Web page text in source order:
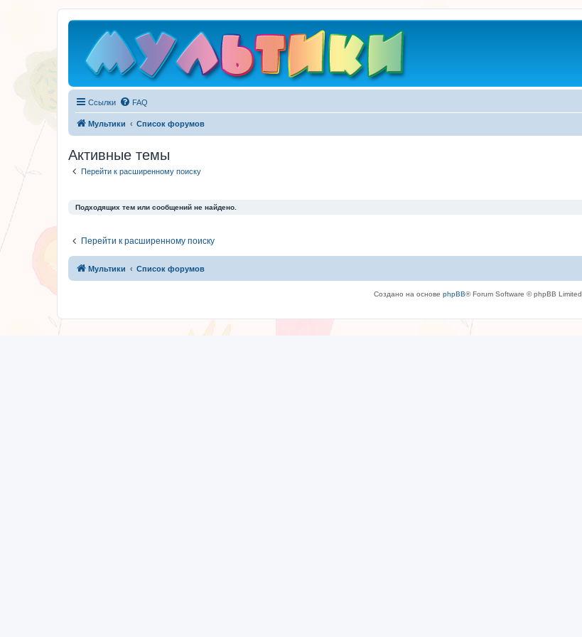
Ссылки FAQ
Мультики Список форумов
Активные темы
Перейти к расширенному поиску
Подходящих тем или сообщений не найдено.
Перейти к расширенному поиску
Мультики Список форумов
Создано на основе phpBB® Forum Software © phpBB Limited